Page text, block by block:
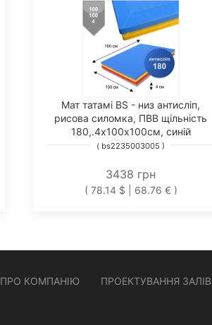
Мат татамі BS - низ антисліп,
рисова силомка, ПВВ щільність
180,.4х100х100см, синій
( bs2235003005 )
3438 грн
( 78.14 $ | 68.76 € )
ПРО КОМПАНІЮ ПРОЕКТУВАННЯ ЗАЛІВ